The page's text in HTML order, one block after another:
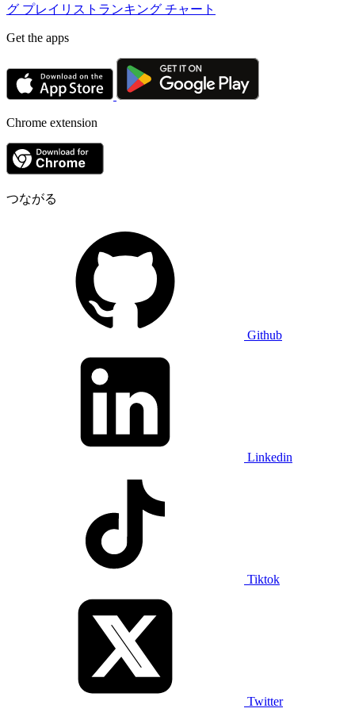
グ プレイリストランキング チャート
Get the apps
Chrome extension
つながる
Github
Linkedin
Tiktok
Twitter